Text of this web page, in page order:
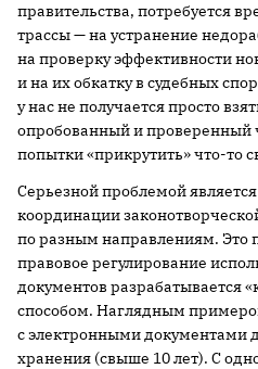
правительства, потребуется
трассы — на устранение
на проверку эффективности
и на их обкатку в судебных
у нас не получается просто
опробованный и проверенный
попытки «прикрутить» что-то
Серьезной проблемой
координации
по разным направлениям. Это
правовое регулирование
документов разрабатывается
способом. Наглядным
с электронными документами
хранения (свыше 10 лет). С